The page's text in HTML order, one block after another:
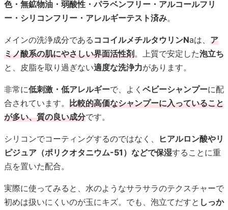
色・無鉱物油・弱酸性・パラベンフリー・アルコールフリ
ー・シリコンフリー・アレルギーテスト済み。
メインの洗浄成分である ココイルメチルタウリンNaは、 ア
ミノ酸系の肌にやさしい界面活性剤。上質で安定した泡立ち
と、皮脂を取り過ぎない適度な洗浄力があります。
非常に低刺激・低アレルギーで、よく ベビーシャンプーに配
合されています。 比較的高価なシャンプーに入っていること
が多い、質の良い成分です。
シリコンでコーティングするのではなく、
ヒアルロン酸やリ
ピジュア（ポリクオタニウム-51）などで保湿することに重
点を置いた配合。
実際に使ってみると、水のようなサラサラのテクスチャーで
初めは扱いにくいのが玉にキズ。でも、泡立てだすと しっか